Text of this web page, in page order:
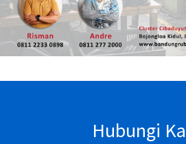
Hubungi